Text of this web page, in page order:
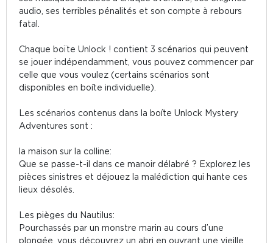
audio, ses terribles pénalités et son compte à rebours
fatal.
Chaque boïte Unlock ! contient 3 scénarios qui peuvent
se jouer indépendamment, vous pouvez commencer par
celle que vous voulez (certains scénarios sont
disponibles en boîte individuelle).
Les scénarios contenus dans la boîte Unlock Mystery
Adventures sont :
la maison sur la colline:
Que se passe-t-il dans ce manoir délabré ? Explorez les
pièces sinistres et déjouez la malédiction qui hante ces
lieux désolés.
Les pièges du Nautilus:
Pourchassés par un monstre marin au cours d’une
plongée, vous découvrez un abri en ouvrant une vieille